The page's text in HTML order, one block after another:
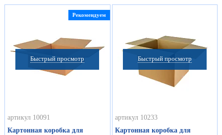
Быстрый просмотр
Рекомендуем
артикул 10091
Картонная коробка для
Быстрый просмотр
артикул 10233
Картонная коробка для